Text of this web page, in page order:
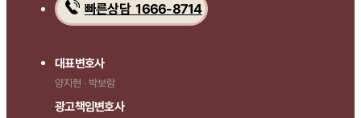
빠른상담 1666-8714
대표변호사
양지현 · 박보람
광고책임변호사